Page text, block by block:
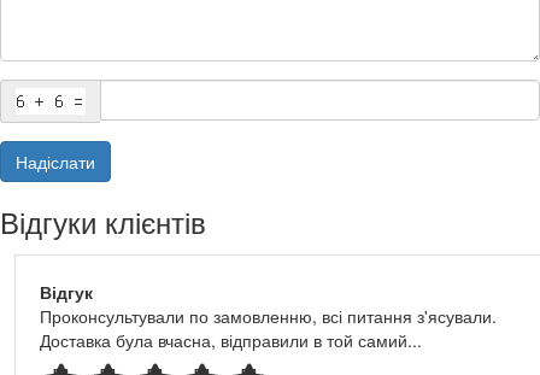
Надіслати
Відгуки клієнтів
Відгук
Проконсультували по замовленню, всі питання з'ясували.
Доставка була вчасна, відправили в той самий...